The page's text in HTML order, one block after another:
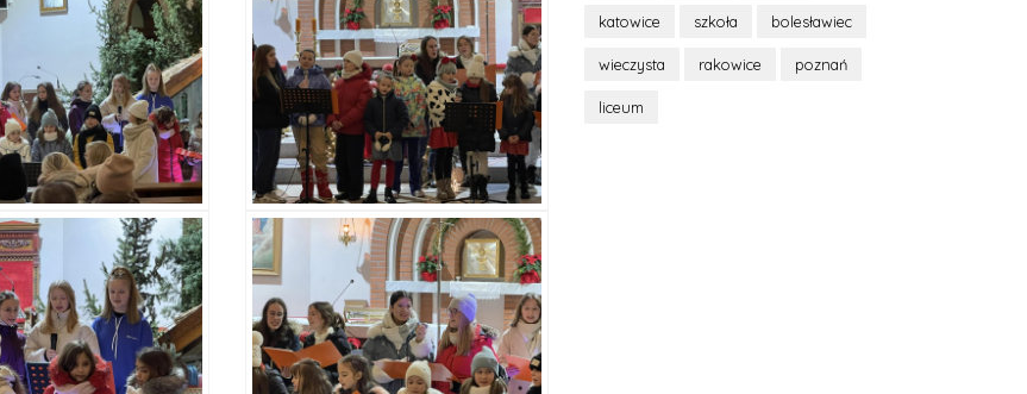
katowice szkoła bolesławiec
wieczysta rakowice poznań
liceum